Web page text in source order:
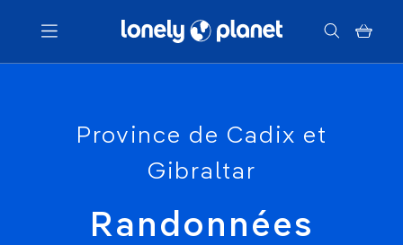
Menu
Votre recherche
Province de Cadix et
Gibraltar
Randonnées